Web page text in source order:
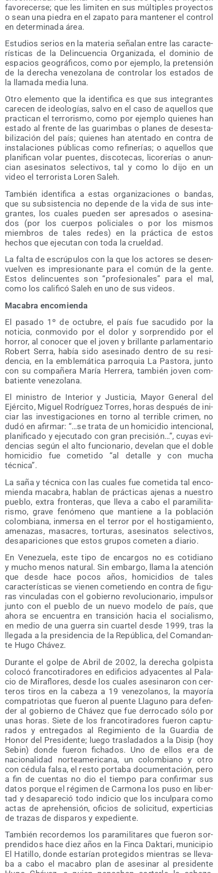
favo­re­cer­se; que les limi­ten en sus múl­ti­ples pro­yec­tos
o sean una pie­dra en el zapa­to para man­te­ner el con­trol
en deter­mi­na­da área.
Estu­dios serios en la mate­ria seña­lan entre las carac­te­
rís­ti­cas de la Delin­cuen­cia Orga­ni­za­da, el domi­nio de
espa­cios geo­grá­fi­cos, como por ejem­plo, la pre­ten­sión
de la dere­cha vene­zo­la­na de con­tro­lar los esta­dos de
la lla­ma­da media luna.
Otro ele­men­to que la iden­ti­fi­ca es que sus inte­gran­tes
care­cen de ideo­lo­gías, sal­vo en el caso de aque­llos que
prac­ti­can el terro­ris­mo, como por ejem­plo quie­nes han
esta­do al fren­te de las gua­rim­bas o pla­nes de des­es­ta­
bi­li­za­ción del país; quie­nes han aten­ta­do en con­tra de
ins­ta­la­cio­nes públi­cas como refi­ne­rías; o aque­llos que
pla­ni­fi­can volar puen­tes, dis­co­te­cas, lico­re­rías o anun­
cian ase­si­na­tos selec­ti­vos, tal y como lo dijo en un
video el terro­ris­ta Loren Saleh.
Tam­bién iden­ti­fi­ca a estas orga­ni­za­cio­nes o ban­das,
que su sub­sis­ten­cia no depen­de de la vida de sus inte­
gran­tes, los cua­les pue­den ser apre­sa­dos o ase­si­na­
dos (por los cuer­pos poli­cia­les o por los mis­mos
miem­bros de tales redes) en la prác­ti­ca de estos
hechos que eje­cu­tan con toda la crueldad.
La fal­ta de escrú­pu­los con la que los acto­res se des­en­
vuel­ven es impre­sio­nan­te para el común de la gen­te.
Estos delin­cuen­tes son “pro­fe­sio­na­les” para el mal,
como los cali­fi­có Saleh en uno de sus videos.
Maca­bra encomienda
El pasa­do 1º de octu­bre, el país fue sacu­di­do por la
noti­cia, con­mo­vi­do por el dolor y sor­pren­di­do por el
horror, al cono­cer que el joven y bri­llan­te par­la­men­ta­rio
Robert Serra, había sido ase­si­na­do den­tro de su resi­
den­cia, en la emble­má­ti­ca parro­quia La Pas­to­ra, jun­to
con su com­pa­ñe­ra María Herre­ra, tam­bién joven com­
ba­tien­te venezolana.
El minis­tro de Inte­rior y Jus­ti­cia, Mayor Gene­ral del
Ejér­ci­to, Miguel Rodrí­guez Torres, horas des­pués de ini­
ciar las inves­ti­ga­cio­nes en torno al terri­ble cri­men, no
dudó en afir­mar: “…se tra­ta de un homi­ci­dio inten­cio­nal,
pla­ni­fi­ca­do y eje­cu­ta­do con gran pre­ci­sión…”, cuyas evi­
den­cias según el alto fun­cio­na­rio, deve­lan que el doble
homi­ci­dio fue come­ti­do “al deta­lle y con mucha
técnica”.
La saña y téc­ni­ca con las cua­les fue come­ti­da tal enco­
mien­da maca­bra, hablan de prác­ti­cas aje­nas a nues­tro
pue­blo, extra fron­te­ras, que lle­va a cabo el para­mi­li­ta­
ris­mo, gra­ve fenó­meno que man­tie­ne a la pobla­ción
colom­bia­na, inmer­sa en el terror por el hos­ti­ga­mien­to,
ame­na­zas, masa­cres, tor­tu­ras, ase­si­na­tos selec­ti­vos,
des­apa­ri­cio­nes que estos gru­pos come­ten a diario.
En Vene­zue­la, este tipo de encar­gos no es coti­diano
y mucho menos natu­ral. Sin embar­go, lla­ma la aten­ción
que des­de hace pocos años, homi­ci­dios de tales
carac­te­rís­ti­cas se vie­nen come­tien­do en con­tra de figu­
ras vin­cu­la­das con el gobierno revo­lu­cio­na­rio, impul­sor
jun­to con el pue­blo de un nue­vo mode­lo de país, que
aho­ra se encuen­tra en tran­si­ción hacia el socia­lis­mo,
en medio de una gue­rra sin cuar­tel des­de 1999, tras la
lle­ga­da a la pre­si­den­cia de la Repú­bli­ca, del Coman­dan­
te Hugo Chávez.
Duran­te el gol­pe de Abril de 2002, la dere­cha gol­pis­ta
colo­có fran­co­ti­ra­do­res en edi­fi­cios adya­cen­tes al Pala­
cio de Mira­flo­res, des­de los cua­les ase­si­na­ron con cer­
te­ros tiros en la cabe­za a 19 vene­zo­la­nos, la mayo­ría
com­pa­trio­tas que fue­ron al puen­te Lla­guno para defen­
der al gobierno de Chá­vez que fue derro­ca­do sólo por
unas horas. Sie­te de los fran­co­ti­ra­do­res fue­ron cap­tu­
ra­dos y entre­ga­dos al Regi­mien­to de la Guar­dia de
Honor del Pre­si­den­te; lue­go tras­la­da­dos a la Disip (hoy
Sebin) don­de fue­ron ficha­dos. Uno de ellos era de
nacio­na­li­dad nor­te­ame­ri­ca­na, un colom­biano y otro
con cédu­la fal­sa, el res­to por­ta­ba docu­men­ta­ción, pero
a fin de cuen­tas no dio el tiem­po para con­fir­mar sus
datos por­que el régi­men de Car­mo­na los puso en liber­
tad y des­apa­re­ció todo indi­cio que los incul­pa­ra como
actas de aprehen­sión, ofi­cios de soli­ci­tud, exper­ti­cias
de tra­zas de dis­pa­ros y expediente.
Tam­bién recor­de­mos los para­mi­li­ta­res que fue­ron sor­
pren­di­dos hace diez años en la Fin­ca Dak­ta­ri, muni­ci­pio
El Hati­llo, don­de esta­rían pro­te­gi­dos mien­tras se lle­va­
ba a cabo el maca­bro plan de ase­si­nar al pre­si­den­te